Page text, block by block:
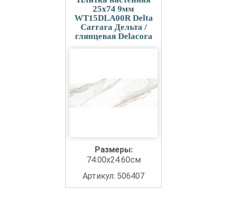
25x74 9мм
WT15DLA00R Delta
Carrara Дельта /
глянцевая Delacora
Размеры:
74.00x24.60см
Артикул: 506407